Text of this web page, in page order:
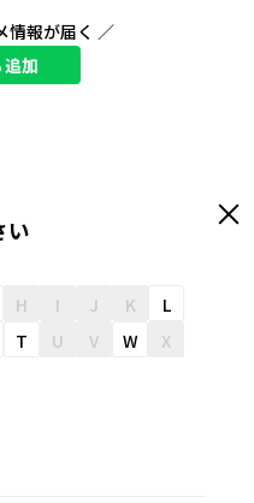
情報が届く ／
加
サイズ 23.5cm 二の腕・
い
H I J K
L
T U V W
X